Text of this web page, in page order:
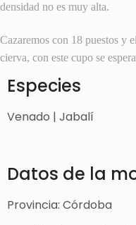
densidad no es muy alta.
Cazaremos con 18 puestos y
cierva, con este cupo se
Especies
Venado | Jabalí
Datos de la
Provincia: Córdoba